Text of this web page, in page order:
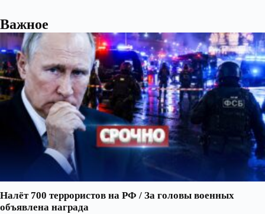
Важное
Налёт 700 террористов на РФ / За головы военных
объявлена награда